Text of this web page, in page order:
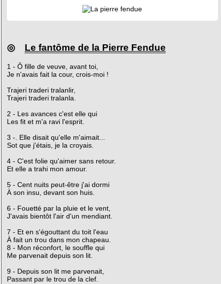
◎ Le fantôme de la Pierre Fendue
1 - Ô fille de veuve, avant toi,
Je n'avais fait la cour, crois-moi !
Trajeri traderi tralanlir,
Trajeri traderi tralanla.
2 - Les avances c'est elle qui
Les fit et m'a ravi l'esprit.
3 -. Elle disait qu'elle m'aimait...
Sot que j'étais, je la croyais.
4 - C'est folie qu'aimer sans retour.
Et elle a trahi mon amour.
5 - Cent nuits peut-être j'ai dormi
À son insu, devant son huis.
6 - Fouetté par la pluie et le vent,
J'avais bientôt l'air d'un mendiant.
7 - Et en s'égouttant du toit l'eau
À fait un trou dans mon chapeau.
8 - Mon réconfort, le souffle qui
Me parvenait depuis son lit.
9 - Depuis son lit me parvenait,
Passant par le trou de la clef.